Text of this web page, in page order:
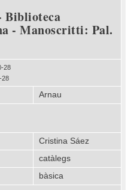
Biblioteca
- Manoscritti: Pal.
28
28
Arnau
Cristina Sáez
catàlegs
bàsica